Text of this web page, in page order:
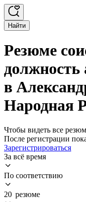
Найти
Резюме
должность
в
Народная
Чтобы видеть все
После регистрации
Зарегистрироваться
За всё время
По соответствию
20 резюме